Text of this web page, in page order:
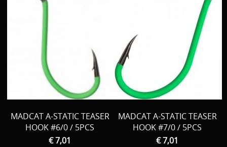
MADCAT A-STATIC TEASER
HOOK #6/0 / 5PCS
€ 7,01
MADCAT A-STATIC TEASER
HOOK #7/0 / 5PCS
€ 7,01